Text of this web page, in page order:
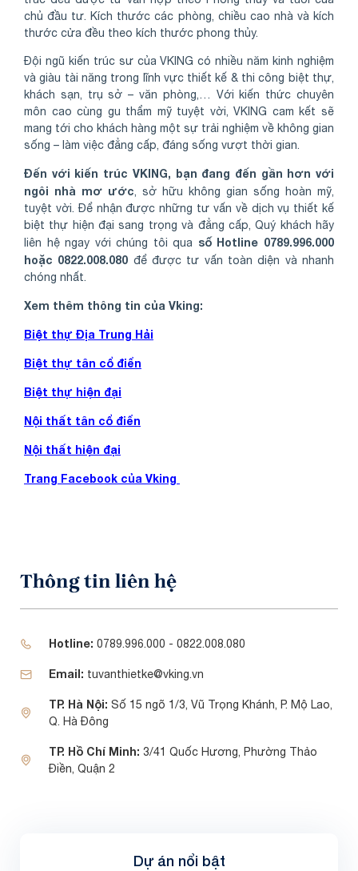
chủ đầu tư. Kích thước các phòng, chiều cao nhà và kích
thước cửa đều theo kích thước phong thủy.
Đội ngũ kiến trúc sư của VKING có nhiều năm kinh nghiệm
và giàu tài năng trong lĩnh vực thiết kế & thi công biệt thự,
khách sạn, trụ sở – văn phòng,… Với kiến thức chuyên
môn cao cùng gu thẩm mỹ tuyệt vời, VKING cam kết sẽ
mang tới cho khách hàng một sự trải nghiệm về không gian
sống – làm việc đẳng cấp, đáng sống vượt thời gian.
Đến với kiến trúc VKING, bạn đang đến gần hơn với
ngôi nhà mơ ước, sở hữu không gian sống hoàn mỹ,
tuyệt vời. Để nhận được những tư vấn về dịch vụ thiết kế
biệt thự hiện đại sang trọng và đẳng cấp, Quý khách hãy
liên hệ ngay với chúng tôi qua số Hotline 0789.996.000
hoặc 0822.008.080 để được tư vấn toàn diện và nhanh
chóng nhất.
Xem thêm thông tin của Vking:
Biệt thự Địa Trung Hải
Biệt thự tân cổ điển
Biệt thự hiện đại
Nội thất tân cổ điển
Nội thất hiện đại
Trang Facebook của Vking
Thông tin liên hệ
Hotline: 0789.996.000 - 0822.008.080
Email: tuvanthietke@vking.vn
TP. Hà Nội: Số 15 ngõ 1/3, Vũ Trọng Khánh, P. Mộ Lao,
Q. Hà Đông
TP. Hồ Chí Minh: 3/41 Quốc Hương, Phường Thảo
Điền, Quận 2
Dự án nổi bật